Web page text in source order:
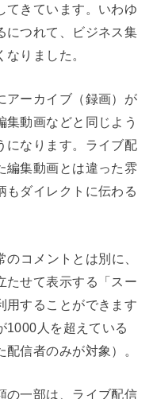
てきています。いわゆ
につれて、ビジネス集
りました。
アーカイブ（録画）が
動画などと同じよう
になります。ライブ配
編集動画とは違った雰
もダイレクトに伝わる
コメントとは別に、
たせて表示する「スー
用することができます
1000人を超えている
信者のみが対象）。
の一部は、ライブ配信